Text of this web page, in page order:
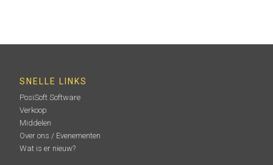
SNELLE LINKS
PosiSoft Software
Verkoop
Middelen
Over ons / Evenementen
Wat is er nieuw?